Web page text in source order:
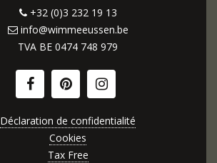
+32 (0)3 232 19 13
info@wimmeeussen.be
TVA BE 0474 748 979
Déclaration de confidentialité
Cookies
Tax Free